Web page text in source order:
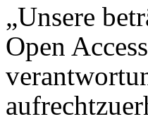
„Unsere
Open